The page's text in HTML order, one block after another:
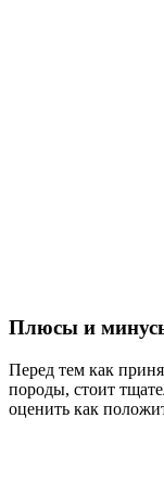
Плюсы и
Перед тем как
породы, стоит
оценить как